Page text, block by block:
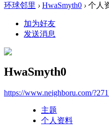
环球邻里 › HwaSmyth0 › 个人
加为好友
发送消息
HwaSmyth0
https://www.neighboru.com/
主题
个人资料